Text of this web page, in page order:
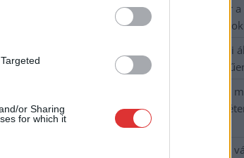
or Sharing
for which it
héten megint visszatér
hőség jön, akár 38
Közzétették a szakértői
fák többsége
A MÚOSZ sajtódíjának
Borsod24 és a
szennyezéséről
Tánccal, zeneszóval és